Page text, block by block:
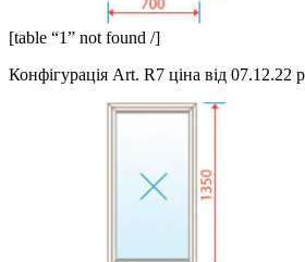
[table “1” not found /]
Конфігурація Art. R7 ціна від 07.12.22